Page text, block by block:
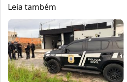
Leia também